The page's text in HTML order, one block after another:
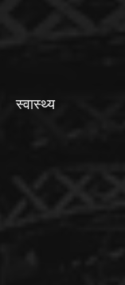
स्वास्थ्य